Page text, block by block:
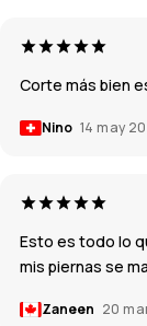
Corte más bien
Nino 14 may
Esto es todo lo
mis piernas se
Zaneen 20